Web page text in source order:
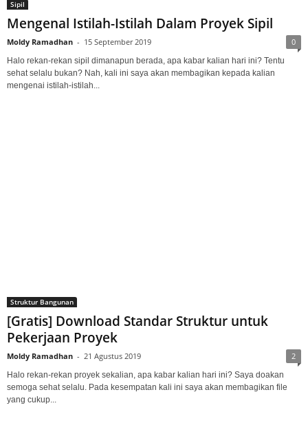
Sipil
Mengenal Istilah-Istilah Dalam Proyek Sipil
Moldy Ramadhan - 15 September 2019 0
Halo rekan-rekan sipil dimanapun berada, apa kabar kalian hari ini? Tentu
sehat selalu bukan? Nah, kali ini saya akan membagikan kepada kalian
mengenai istilah-istilah...
Struktur Bangunan
[Gratis] Download Standar Struktur untuk
Pekerjaan Proyek
Moldy Ramadhan - 21 Agustus 2019 2
Halo rekan-rekan proyek sekalian, apa kabar kalian hari ini? Saya doakan
semoga sehat selalu. Pada kesempatan kali ini saya akan membagikan file
yang cukup...